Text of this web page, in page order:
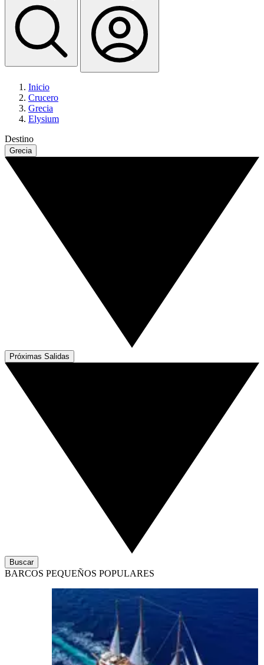
Inicio
Crucero
Grecia
Elysium
Destino
Grecia
Próximas Salidas
Buscar
BARCOS PEQUEÑOS POPULARES